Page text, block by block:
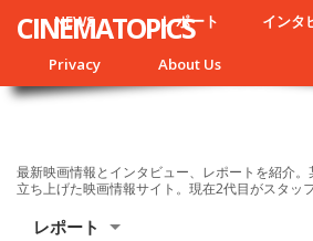
NEWS レポート インタ
Privacy About Us
CINEMATOPICS
最新映画情報とインタビュー、レポートを紹介
立ち上げた映画情報サイト。現在2代目がスタッ
レポート